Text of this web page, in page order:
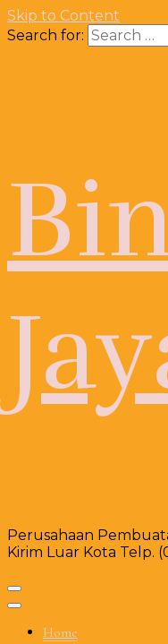
Skip to Content
Search for:
Perusahaan
Kirim Luar Kota Telp.
Home